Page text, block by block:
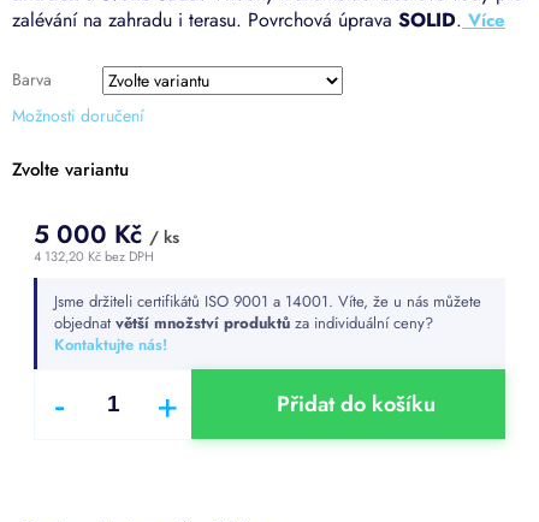
Barva
Možnosti doručení
zalévání na zahradu i terasu. Povrchová úprava SOLID.
0,0
5
hvězdiček.
Zvolte variantu
5 000 Kč / ks
4 132,20 Kč bez DPH
cena:Jsme držiteli certifikátů ISO 9001 a 14001. Víte, že u nás můžete
objednat větší množství produktů za individuální ceny?
Kontaktujte nás!
Přidat do košíku